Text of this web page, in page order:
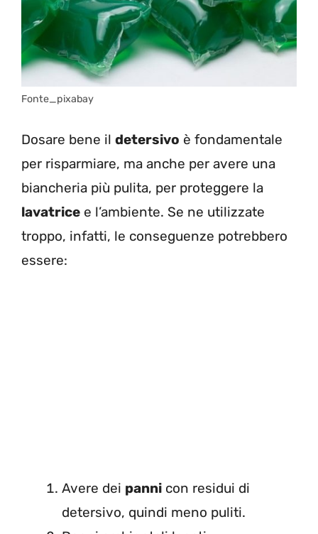
Fonte_pixabay
Dosare bene il detersivo è fondamentale
per risparmiare, ma anche per avere una
biancheria più pulita, per proteggere la
lavatrice e l’ambiente. Se ne utilizzate
troppo, infatti, le conseguenze potrebbero
essere:
Avere dei panni con residui di
detersivo, quindi meno puliti.